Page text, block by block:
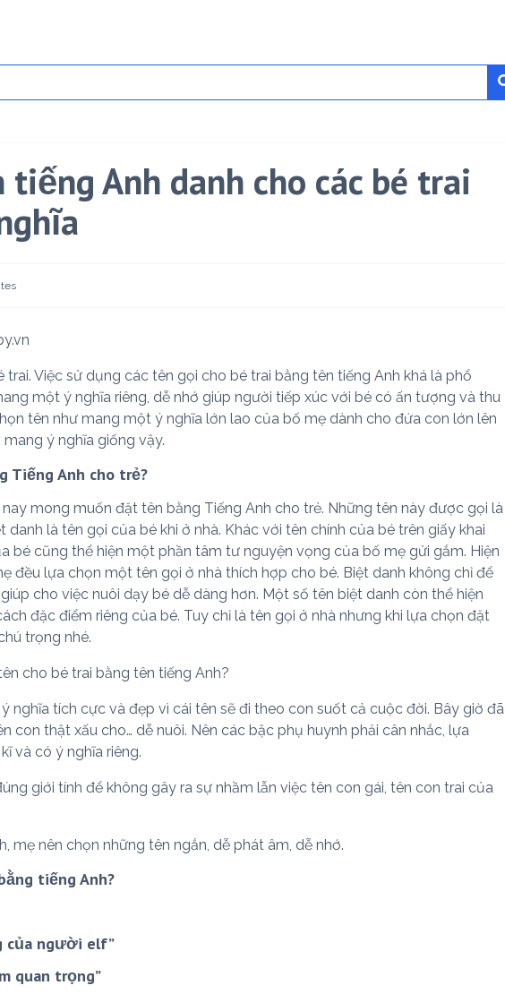
tiếng Anh danh cho các bé trai
trai. Việc sử dụng các tên gọi cho bé trai bằng tên tiếng Anh khá là phổ
một ý nghĩa riêng, dễ nhớ giúp người tiếp xúc với bé có ấn tượng và thu
tên như mang một ý nghĩa lớn lao của bố mẹ dành cho đứa con lớn lên
ý nghĩa giống vậy.
Tiếng Anh cho trẻ?
nay mong muốn đặt tên bằng Tiếng Anh cho trẻ. Những tên này được gọi là
danh là tên gọi của bé khi ở nhà. Khác với tên chính của bé trên giấy khai
bé cũng thể hiện một phần tâm tư nguyện vọng của bố mẹ gửi gắm. Hiện
đều lựa chọn một tên gọi ở nhà thích hợp cho bé. Biệt danh không chỉ để
cho việc nuôi dạy bé dễ dàng hơn. Một số tên biệt danh còn thể hiện
đặc điểm riêng của bé. Tuy chỉ là tên gọi ở nhà nhưng khi lựa chọn đặt
trọng nhé.
cho bé trai bằng tên tiếng Anh?
nghĩa tích cực và đẹp vì cái tên sẽ đi theo con suốt cả cuộc đời. Bây giờ đã
con thật xấu cho… dễ nuôi. Nên các bậc phụ huynh phải cân nhắc, lựa
và có ý nghĩa riêng.
giới tính để không gây ra sự nhầm lẫn việc tên con gái, tên con trai của
mẹ nên chọn những tên ngắn, dễ phát âm, dễ nhớ.
tiếng Anh?
của người elf”
quan trọng”